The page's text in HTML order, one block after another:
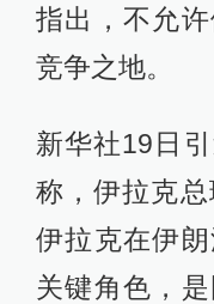
指出，不允
竞争之地。
新华社19日
称，伊拉克总
伊拉克在伊
关键角色，